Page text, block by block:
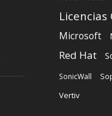
Licencias
Microsoft
Red Hat
SonicWall
Vertiv